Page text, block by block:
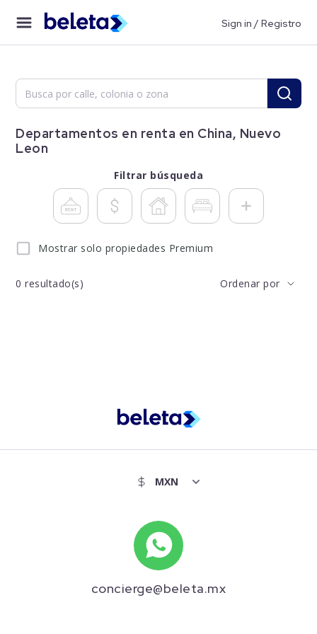
Sign in / Registro
Departamentos en renta en China, Nuevo
Leon
Filtrar búsqueda
Mostrar solo propiedades Premium
0 resultado(s) Ordenar por
concierge@beleta.mx